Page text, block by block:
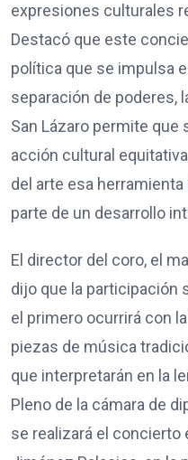
expresiones culturales
Destacó que este
política que se impulsa
separación de poderes,
San Lázaro permite que
acción cultural
del arte esa
parte de un desarrollo
El director del coro, el
dijo que la participación
el primero ocurrirá con
piezas de música
que interpretarán en la
Pleno de la cámara de
se realizará el concierto